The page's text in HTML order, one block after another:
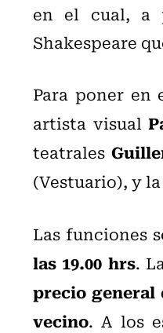
en el cual, a
Shakespeare
Para poner en
artista visual
teatrales
(Vestuario), y
Las funciones
las 19.00 hrs.
precio general
vecino. A los